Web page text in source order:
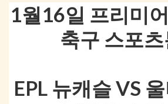
1월16일 프리미
축구 스포
EPL 뉴캐슬 VS